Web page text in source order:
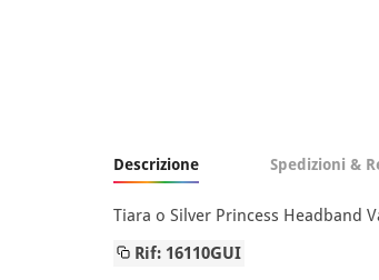
Descrizione Spedizioni &
Tiara o Silver Princess Headband
Rif: 16110GUI